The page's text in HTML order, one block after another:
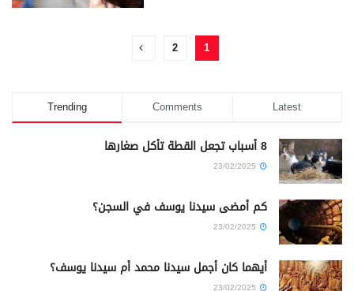
1
2
Trending Comments Latest
8 أسباب تجعل القطة تأكل صغارها
كم أمضى سيدنا يوسف في السجن؟
أيهما كان أجمل سيدنا محمد أم سيدنا يوسف؟